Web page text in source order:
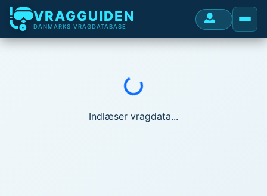
VRAGGUIDEN
DANMARKS VRAGDATABASE
Indlæser...
Indlæser vragdata...